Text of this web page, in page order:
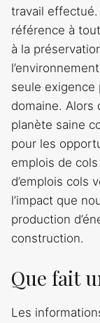
travail
référence à
à la
seule exigence
domaine. Alors
planète saine
pour les
emplois de
d’emplois cols
l’impact que
production
construction.
Que fait
Les